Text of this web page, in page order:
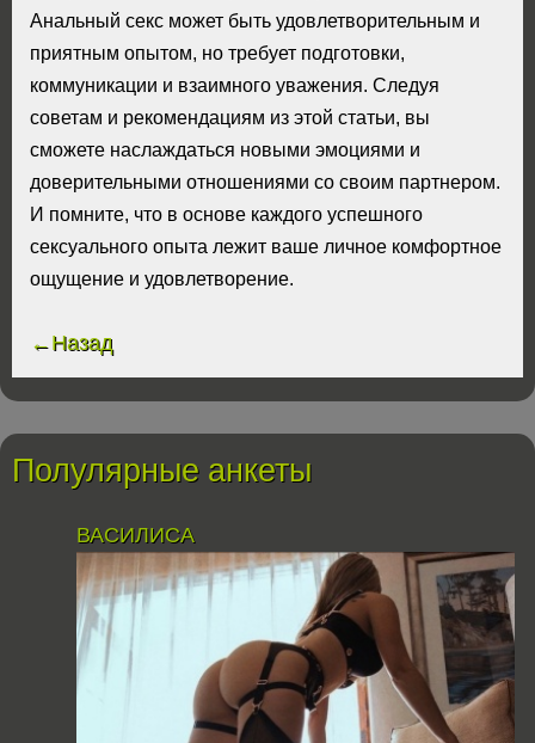
Анальный секс может быть удовлетворительным и
приятным опытом, но требует подготовки,
коммуникации и взаимного уважения. Следуя
советам и рекомендациям из этой статьи, вы
сможете наслаждаться новыми эмоциями и
доверительными отношениями со своим партнером.
И помните, что в основе каждого успешного
сексуального опыта лежит ваше личное комфортное
ощущение и удовлетворение.
←Назад
Полулярные анкеты
ВАСИЛИСА